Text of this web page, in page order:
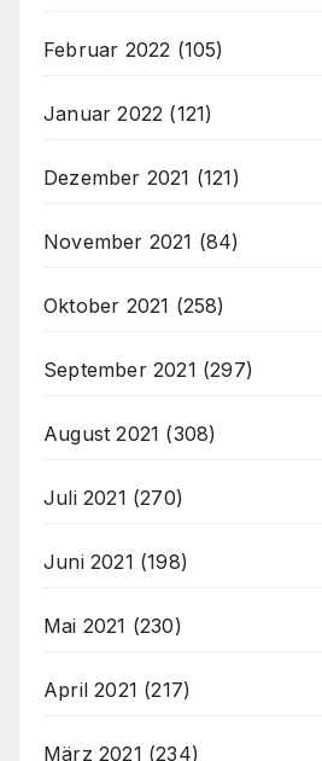
Februar 2022 (105)
Januar 2022 (121)
Dezember 2021 (121)
November 2021 (84)
Oktober 2021 (258)
September 2021 (297)
August 2021 (308)
Juli 2021 (270)
Juni 2021 (198)
Mai 2021 (230)
April 2021 (217)
März 2021 (234)